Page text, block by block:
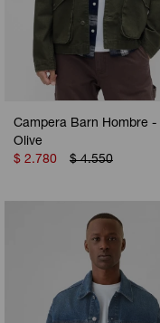
Campera Barn Hombre -
Olive
$ 2.780 $ 4.550